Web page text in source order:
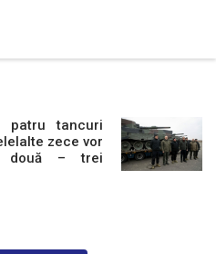
patru tancuri
zece vor
două – trei